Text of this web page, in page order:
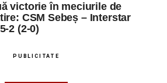
victorie în meciurile de
CSM Sebeș – Interstar
2 (2-0)
PUBLICITATE